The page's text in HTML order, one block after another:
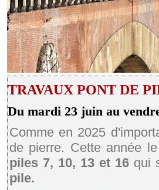
TRAVAUX PONT DE
Du mardi 23 juin au
Comme en 2025
de pierre. Cette année
piles 7, 10, 13 et 16qui
pile.